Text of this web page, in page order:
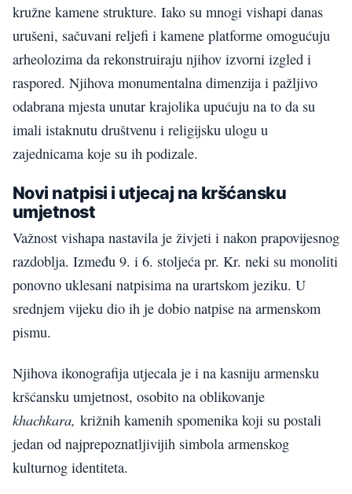
kružne kamene strukture. Iako su mnogi vishapi danas
urušeni, sačuvani reljefi i kamene platforme omogućuju
arheolozima da rekonstruiraju njihov izvorni izgled i
raspored. Njihova monumentalna dimenzija i pažljivo
odabrana mjesta unutar krajolika upućuju na to da su
imali istaknutu društvenu i religijsku ulogu u
zajednicama koje su ih podizale.
Novi natpisi i utjecaj na kršćansku
umjetnost
Važnost vishapa nastavila je živjeti i nakon prapovijesnog
razdoblja. Između 9. i 6. stoljeća pr. Kr. neki su monoliti
ponovno uklesani natpisima na urartskom jeziku. U
srednjem vijeku dio ih je dobio natpise na armenskom
pismu.
Njihova ikonografija utjecala je i na kasniju armensku
kršćansku umjetnost, osobito na oblikovanje
khachkara, križnih kamenih spomenika koji su postali
jedan od najprepoznatljivijih simbola armenskog
kulturnog identiteta.